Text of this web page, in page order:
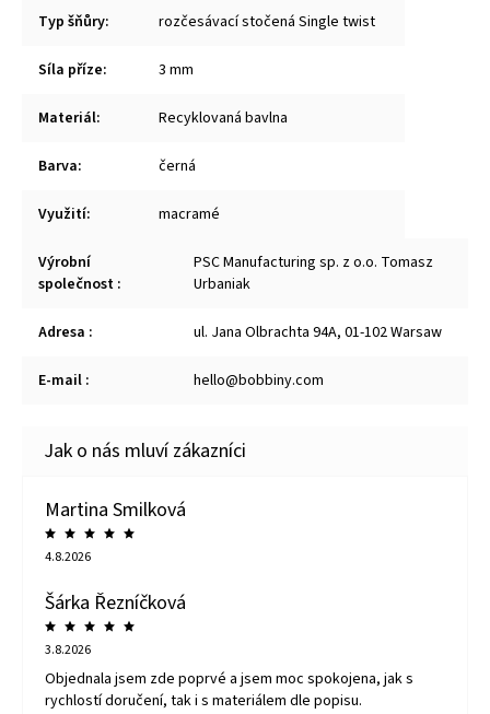
Typ šňůry: rozčesávací stočená Single twist
Síla příze: 3 mm
Materiál: Recyklovaná bavlna
Barva: černá
Využití: macramé
Výrobní
společnost :
PSC Manufacturing sp. z o.o. Tomasz
Urbaniak
Adresa : ul. Jana Olbrachta 94A, 01-102 Warsaw
E-mail : hello@bobbiny.com
Martina Smilková
4.8.2026
Šárka Řezníčková
3.8.2026
Objednala jsem zde poprvé a jsem moc spokojena, jak s
rychlostí doručení, tak i s materiálem dle popisu.